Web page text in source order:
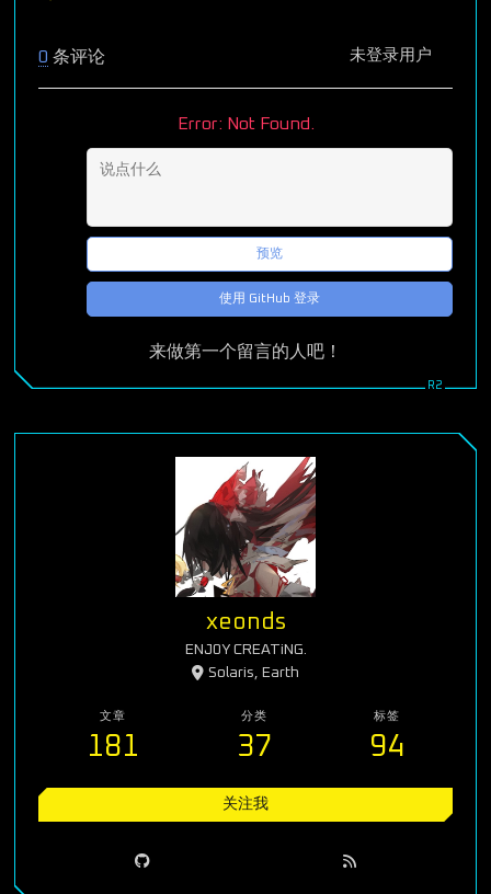
0 条评论 未登录用户
Error: Not Found.
预览
使用 GitHub 登录
来做第一个留言的人吧！
xeonds
ENJ0Y CREATiNG.
Solaris, Earth
文章
181
分类
37
标签
94
关注我